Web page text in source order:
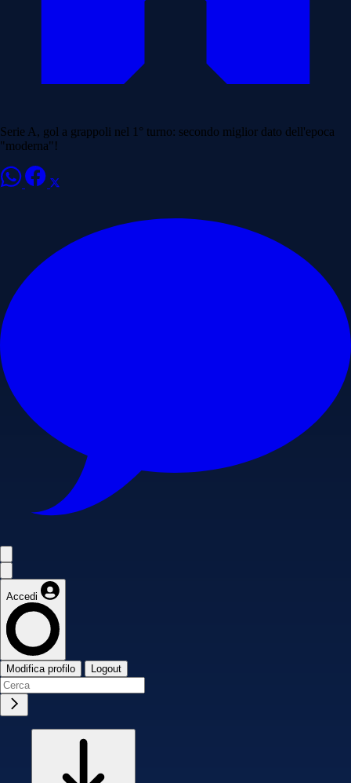
Serie A, gol a grappoli nel 1° turno: secondo miglior dato dell'epoca
"moderna"!
Accedi
Modifica profilo Logout